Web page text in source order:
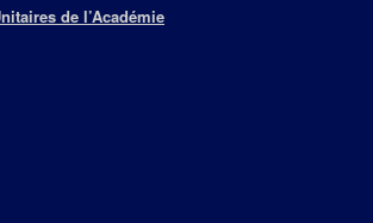
de l’Académie